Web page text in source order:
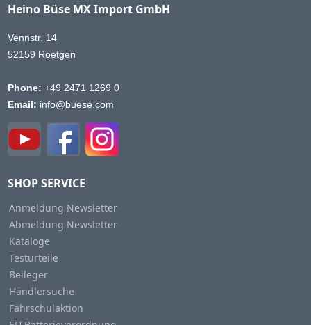
Heino Büse MX Import GmbH
Vennstr. 14
52159 Roetgen
Phone: +49 2471 1269 0
Email: info@buese.com
SHOP SERVICE
Anmeldung Newsletter
Abmeldung Newsletter
Kataloge
Testurteile
Beileger
Händlersuche
Fahrschulaktion